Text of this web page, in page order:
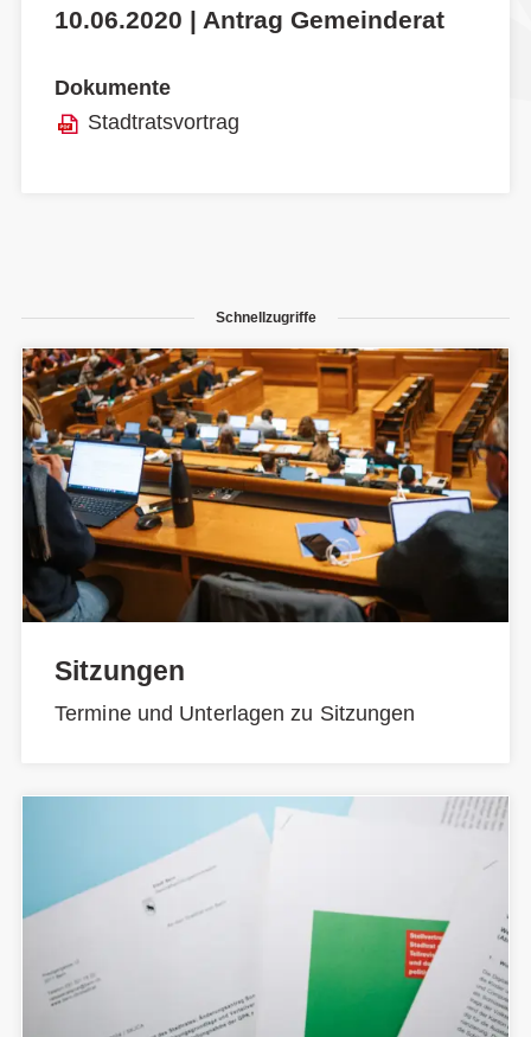
10.06.2020 | Antrag Gemeinderat
Dokumente
Stadtratsvortrag
Schnellzugriffe
Sitzungen
Termine und Unterlagen zu Sitzungen